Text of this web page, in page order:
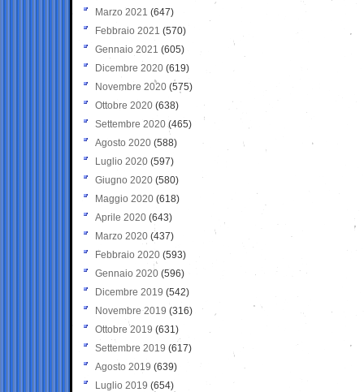
Marzo 2021 (647)
Febbraio 2021 (570)
Gennaio 2021 (605)
Dicembre 2020 (619)
Novembre 2020 (575)
Ottobre 2020 (638)
Settembre 2020(465)
Agosto 2020 (588)
Luglio 2020 (597)
Giugno 2020 (580)
Maggio 2020 (618)
Aprile 2020 (643)
Marzo 2020 (437)
Febbraio 2020 (593)
Gennaio 2020 (596)
Dicembre 2019 (542)
Novembre 2019 (316)
Ottobre 2019 (631)
Settembre 2019 (617)
Agosto 2019 (639)
Luglio 2019 (654)